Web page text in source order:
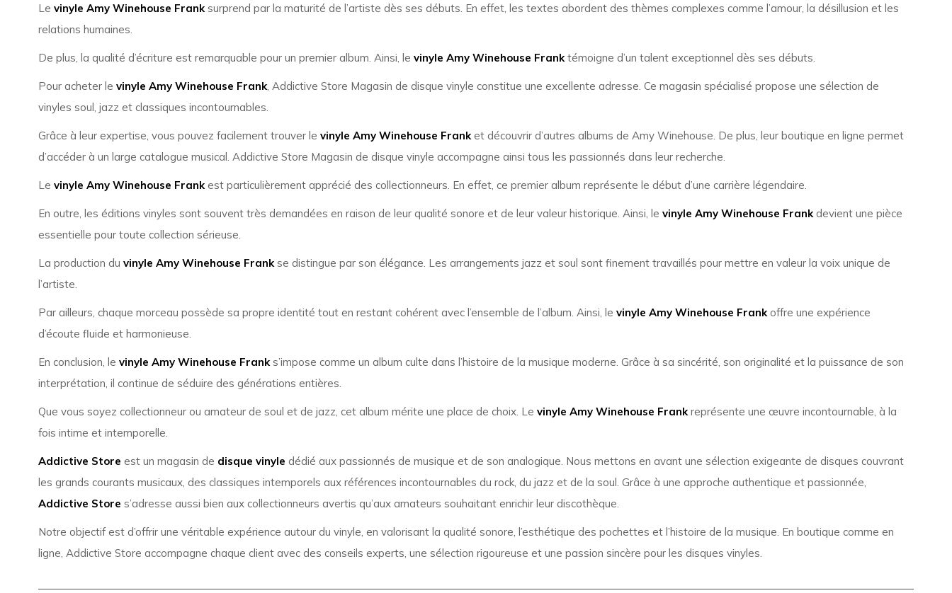
Le vinyle Amy Winehouse Franksurprend par la maturité de l’artiste dès ses débuts. En effet, les textes abordent des thèmes complexes comme l’amour, la désillusion et les
relations humaines.
De plus, la qualité d’écriture est remarquable pour un premier album. Ainsi, le vinyle Amy Winehouse Franktémoigne d’un talent exceptionnel dès ses débuts.
Pour acheter le vinyle Amy Winehouse Frank, Addictive Store Magasin de disque vinyle constitue une excellente adresse. Ce magasin spécialisé propose une sélection de
vinyles soul, jazz et classiques incontournables.
Grâce à leur expertise, vous pouvez facilement trouver le vinyle Amy Winehouse Franket découvrir d’autres albums de Amy Winehouse. De plus, leur boutique en ligne permet
d’accéder à un large catalogue musical. Addictive Store Magasin de disque vinyle accompagne ainsi tous les passionnés dans leur recherche.
Le vinyle Amy Winehouse Frankest particulièrement apprécié des collectionneurs. En effet, ce premier album représente le début d’une carrière légendaire.
En outre, les éditions vinyles sont souvent très demandées en raison de leur qualité sonore et de leur valeur historique. Ainsi, le vinyle Amy Winehouse Frankdevient une pièce
essentielle pour toute collection sérieuse.
La production du vinyle Amy Winehouse Frankse distingue par son élégance. Les arrangements jazz et soul sont finement travaillés pour mettre en valeur la voix unique de
l’artiste.
Par ailleurs, chaque morceau possède sa propre identité tout en restant cohérent avec l’ensemble de l’album. Ainsi, le vinyle Amy Winehouse Frankoffre une expérience
d’écoute fluide et harmonieuse.
En conclusion, le vinyle Amy Winehouse Franks’impose comme un album culte dans l’histoire de la musique moderne. Grâce à sa sincérité, son originalité et la puissance de son
interprétation, il continue de séduire des générations entières.
Que vous soyez collectionneur ou amateur de soul et de jazz, cet album mérite une place de choix. Le vinyle Amy Winehouse Frankreprésente une œuvre incontournable, à la
fois intime et intemporelle.
Addictive Store est un magasin de disque vinyle dédié aux passionnés de musique et de son analogique. Nous mettons en avant une sélection exigeante de disques couvrant
les grands courants musicaux, des classiques intemporels aux références incontournables du rock, du jazz et de la soul. Grâce à une approche authentique et passionnée,
Addictive Store s’adresse aussi bien aux collectionneurs avertis qu’aux amateurs souhaitant enrichir leur discothèque.
Notre objectif est d’offrir une véritable expérience autour du vinyle, en valorisant la qualité sonore, l’esthétique des pochettes et l’histoire de la musique. En boutique comme en
ligne, Addictive Store accompagne chaque client avec des conseils experts, une sélection rigoureuse et une passion sincère pour les disques vinyles.